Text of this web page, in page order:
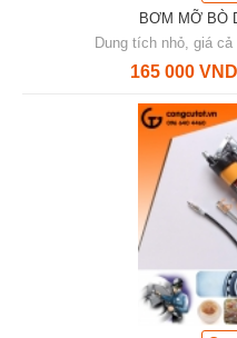
BƠM MỠ BÒ
Dung tích nhỏ, giá
165 000 VND